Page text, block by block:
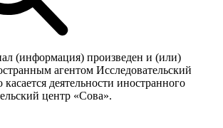
(информация) произведен и (или)
агентом Исследовательский
деятельности иностранного
центр «Сова».